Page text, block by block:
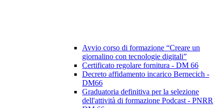
Avvio corso di formazione “Creare un
giornalino con tecnologie digitali”
Certificato regolare fornitura - DM 66
Decreto affidamento incarico Bernecich -
DM66
Graduatoria definitiva per la selezione
dell'attività di formazione Podcast - PNRR